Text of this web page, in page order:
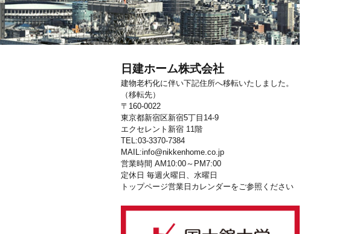
日建ホーム株式会社
建物老朽化に伴い下記住所へ移転いたしました。
（移転先）
〒160-0022
東京都新宿区新宿5丁目14-9
エクセレント新宿 11階
TEL:03-3370-7384
MAIL:info@nikkenhome.co.jp
営業時間 AM10:00～PM7:00
定休日 毎週火曜日、水曜日
トップページ営業日カレンダーをご参照ください